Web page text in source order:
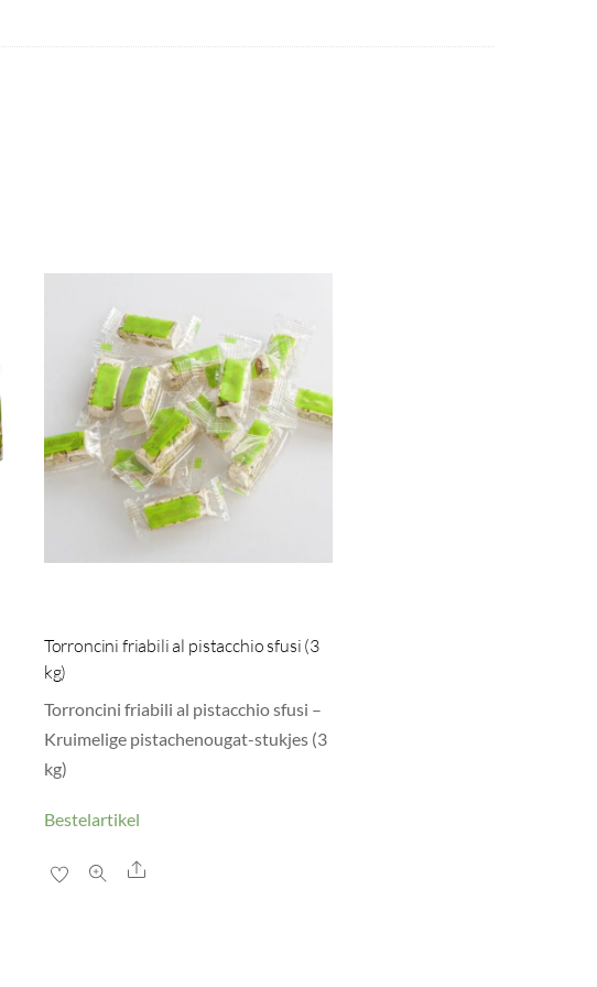
Torroncini friabili al pistacchio sfusi (3
kg)
Torroncini friabili al pistacchio sfusi –
Kruimelige pistachenougat-stukjes (3
kg)
Bestelartikel
Share